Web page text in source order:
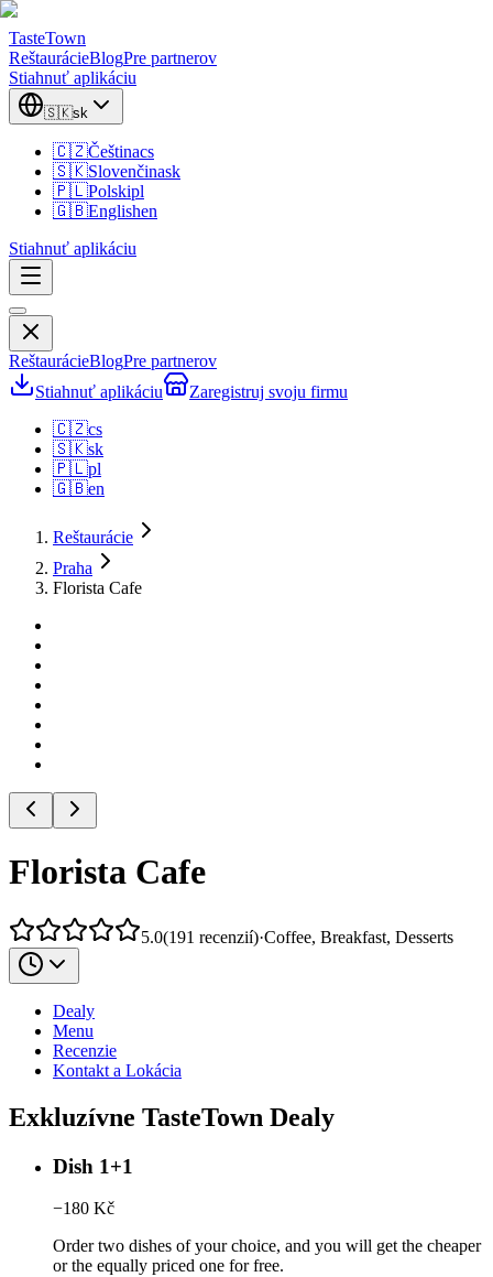
TasteTown
ReštaurácieBlogPre partnerov
Stiahnuť aplikáciu
🇸🇰sk
🇨🇿Češtinacs
🇸🇰Slovenčinask
🇵🇱Polskipl
🇬🇧Englishen
Stiahnuť aplikáciu
ReštaurácieBlogPre partnerov
Stiahnuť aplikáciu
Zaregistruj svoju firmu
🇨🇿cs
🇸🇰sk
🇵🇱pl
🇬🇧en
Reštaurácie
Praha
Florista Cafe
Florista Cafe
5.0(191 recenzií)·Coffee, Breakfast, Desserts
Dealy
Menu
Recenzie
Kontakt a Lokácia
Exkluzívne TasteTown Dealy
Dish 1+1
−180 Kč
Order two dishes of your choice, and you will get the cheaper
or the equally priced one for free.